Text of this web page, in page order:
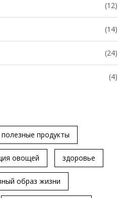
(12)
(14)
(24)
(4)
полезные продукты
овощей здоровье
образ жизни